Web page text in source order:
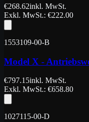
€268.62inkl. MwSt.
Exkl. MwSt.: €222.00
1553109-00-B
Model X -
€797.15inkl. MwSt.
Exkl. MwSt.: €658.80
1027115-00-D